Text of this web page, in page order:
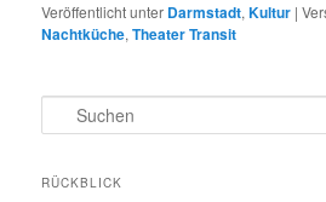
Veröffentlicht unter Darmstadt,Kultur |
Nachtküche,Theater Transit
u
h
RÜCKBLICK